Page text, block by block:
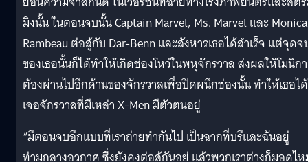
มิงนั้น ในตอนจบนั้น Captain Marvel, Ms. Marvel และ Monica
Rambeau ต่อสู้กับ Dar-Benn และสังหารเธอได้สำเร็จ แต่จุด
ของเธอนั้นก็ได้ทำให้เกิดช่องโหว่ในพหุจักรวาล ส่งผลให้โมนิกา
ต้องผ่านไปอีกด้านของจักรวาลเพื่อปิดผนึกช่องนั้น ทำให้เธอได้
เจอจักรวาลที่มีเหล่า X-Men มีตัวตนอยู่
“มีตอนจบอีกแบบที่เราถ่ายทำกันไป เป็นฉากที่บรีและฉันอยู่
ท่ามกลางอวกาศ ซึ่งยังคงต่อสู้กันอยู่ แล้วพวกเราต่างก็มอดไ